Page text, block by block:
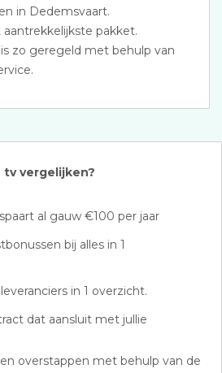
in Dedemsvaart.
pakket.
zo geregeld met behulp van
vergelijken?
al gauw €100 per jaar
bij alles in 1
in 1 overzicht.
dat aansluit met jullie
overstappen met behulp van de